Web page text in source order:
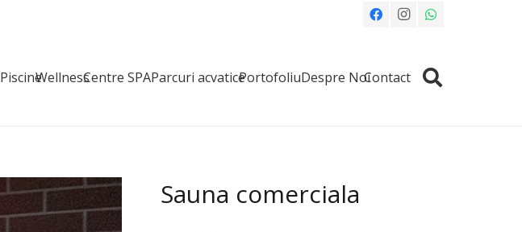
PiscineWellnessCentre SPAParcuri acvaticePortofoliuDespre NoiContact
Sauna comerciala